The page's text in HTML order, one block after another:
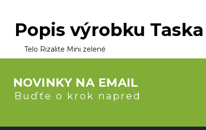
Popis výrobku
Telo Rizalite Mini zelené
NOVINKY NA EMAIL
Buďťe o krok napred